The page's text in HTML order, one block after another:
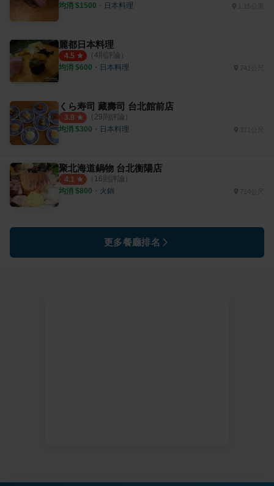
均消 $1500 ・ 日本料理 1.15公里
麗都日本料理
4.5 （ 4則評論）
均消 $600 ・ 日本料理 741公尺
くら寿司 藏壽司 台北館前店
3.8 （ 29則評論）
均消 $300 ・ 日本料理
聚北海道鍋物 台北衡陽店
4.1 （ 16則評論）
均消 $800 ・ 火鍋 714公尺
更多餐廳排名